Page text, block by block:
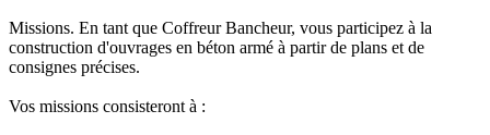
Missions. En tant que Coffreur Bancheur, vous participez à la
construction d'ouvrages en béton armé à partir de plans et de
consignes précises.
Vos missions consisteront à :